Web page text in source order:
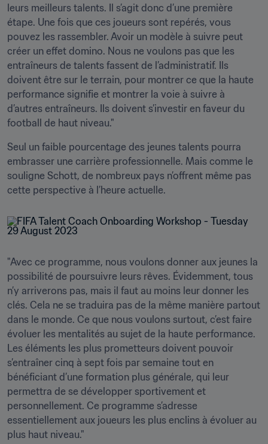
leurs meilleurs talents. Il s’agit donc d’une première
étape. Une fois que ces joueurs sont repérés, vous
pouvez les rassembler. Avoir un modèle à suivre peut
créer un effet domino. Nous ne voulons pas que les
entraîneurs de talents fassent de l’administratif. Ils
doivent être sur le terrain, pour montrer ce que la haute
performance signifie et montrer la voie à suivre à
d’autres entraîneurs. Ils doivent s’investir en faveur du
football de haut niveau."
Seul un faible pourcentage des jeunes talents pourra
embrasser une carrière professionnelle. Mais comme le
souligne Schott, de nombreux pays n’offrent même pas
"Avec ce programme, nous voulons donner aux jeunes la
possibilité de poursuivre leurs rêves. Évidemment, tous
n’y arriverons pas, mais il faut au moins leur donner les
clés. Cela ne se traduira pas de la même manière partout
dans le monde. Ce que nous voulons surtout, c’est faire
évoluer les mentalités au sujet de la haute performance.
Les éléments les plus prometteurs doivent pouvoir
s’entraîner cinq à sept fois par semaine tout en
bénéficiant d’une formation plus générale, qui leur
permettra de se développer sportivement et
personnellement. Ce programme s’adresse
essentiellement aux joueurs les plus enclins à évoluer au
plus haut niveau."